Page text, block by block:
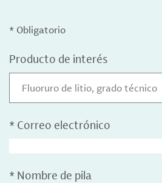
* Obligatorio
Producto de interés
Fluoruro de litio, grado técnico
* Correo electrónico
* Nombre de pila